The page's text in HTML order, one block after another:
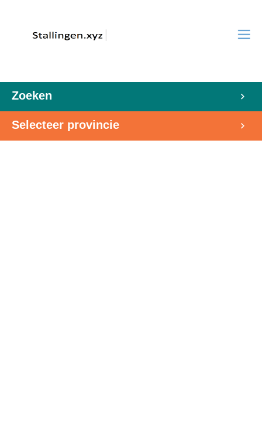
Zoeken
Selecteer provincie